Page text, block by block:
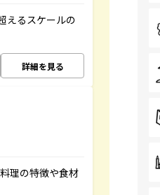
えるスケールの
詳細を見る
理の特徴や食材